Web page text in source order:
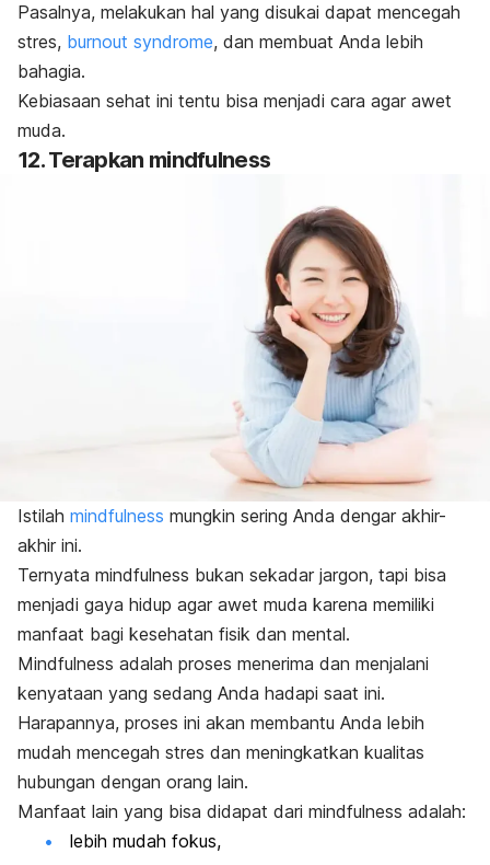
Pasalnya, melakukan hal yang disukai dapat mencegah
stres, burnout syndrome, dan membuat Anda lebih
bahagia.
Kebiasaan sehat ini tentu bisa menjadi cara agar awet
muda.
12. Terapkan mindfulness
Istilah mindfulness mungkin sering Anda dengar akhir-
akhir ini.
Ternyata mindfulness bukan sekadar jargon, tapi bisa
menjadi gaya hidup agar awet muda karena memiliki
manfaat bagi kesehatan fisik dan mental.
Mindfulness adalah proses menerima dan menjalani
kenyataan yang sedang Anda hadapi saat ini.
Harapannya, proses ini akan membantu Anda lebih
mudah mencegah stres dan meningkatkan kualitas
hubungan dengan orang lain.
Manfaat lain yang bisa didapat dari mindfulness adalah:
lebih mudah fokus,